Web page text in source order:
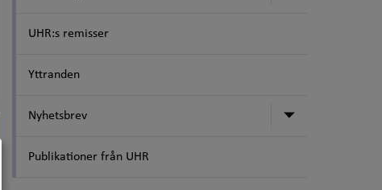
UHR:s remisser
Yttranden
Nyhetsbrev Undermeny
Publikationer från UHR